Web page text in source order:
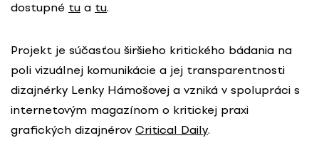
dostupné tu a tu.
Projekt je súčasťou širšieho kritického bádania na
poli vizuálnej komunikácie a jej transparentnosti
dizajnérky Lenky Hámošovej a vzniká v spolupráci s
internetovým magazínom o kritickej praxi
grafických dizajnérov Critical Daily.